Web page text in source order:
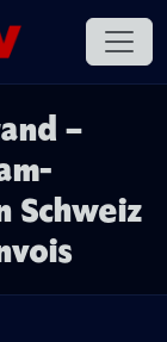
–
Schweiz